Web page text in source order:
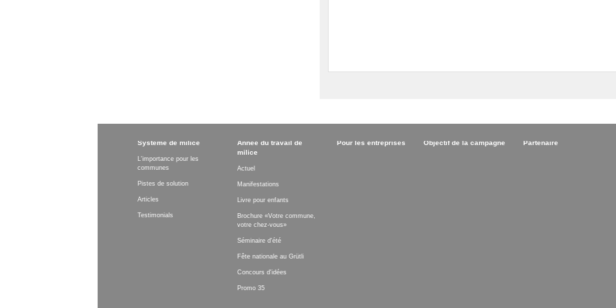
Système de milice
L'importance pour les
communes
Pistes de solution
Articles
Testimonials
Année du travail de
milice
Actuel
Manifestations
Livre pour enfants
Brochure «Votre commune,
votre chez-vous»
Séminaire d'été
Fête nationale au Grütli
Concours d'idées
Promo 35
Pour les entreprises Objectif de la campagne Partenaire